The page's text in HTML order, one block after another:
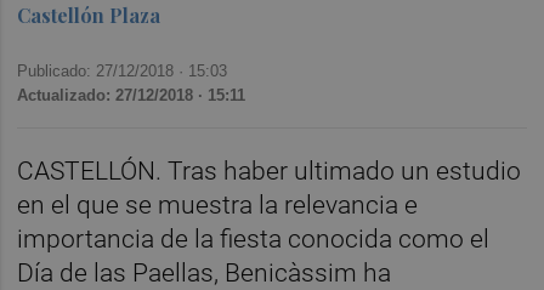
Castellón Plaza
Publicado: 27/12/2018 · 15:03
Actualizado: 27/12/2018 · 15:11
CASTELLÓN. Tras haber ultimado un estudio
en el que se muestra la relevancia e
importancia de la fiesta conocida como el
Día de las Paellas, Benicàssim ha